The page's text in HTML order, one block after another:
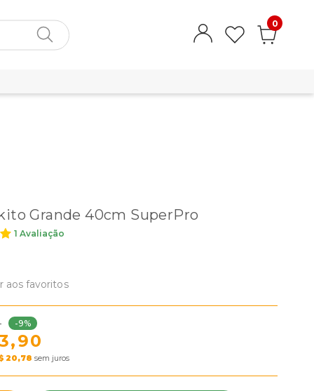
0
Grande 40cm SuperPro
1 Avaliação
aos favoritos
-9%
20,78 sem juros